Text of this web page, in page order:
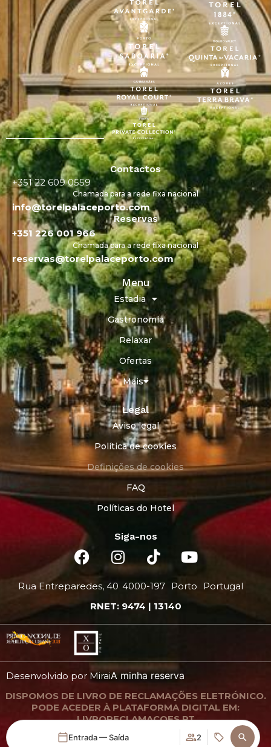
Entrada — Saída 2
Contactos
+351 22 609 0559
Chamada para a rede fixa nacional
info@torelpalaceporto.com
Reservas
+351 226 001 966
Chamada para a rede fixa nacional
reservas@torelpalaceporto.com
Menu
Estadia
Gastronomia
Relaxar
Ofertas
Mais
Legal
Aviso legal
Política de cookies
Definições de cookies
FAQ
Políticas do Hotel
Siga-nos
Rua Entreparedes, 40 4000-197 Porto
Portugal
RNET: 9474 | 13140
Desenvolvido por MiraiA minha reserva
DISPOMOS DE LIVRO DE RECLAMAÇÕES ELETRÓNICO.
PODE ACEDER À PLATAFORMA DIGITAL EM:
LIVRORECLAMACOES.PT